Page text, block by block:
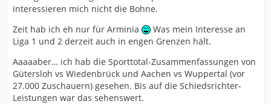
interessieren mich nicht die Bohne.
Zeit hab ich eh nur für Arminia
Was mein Interesse an
Liga 1 und 2 derzeit auch in engen Grenzen hält.
Aaaaaber… ich hab die Sporttotal-Zusammenfassungen von
Gütersloh vs Wiedenbrück und Aachen vs Wuppertal (vor
27.000 Zuschauern) gesehen. Bis auf die Schiedsrichter-
Leistungen war das sehenswert.